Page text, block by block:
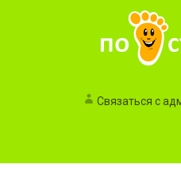
Связаться с